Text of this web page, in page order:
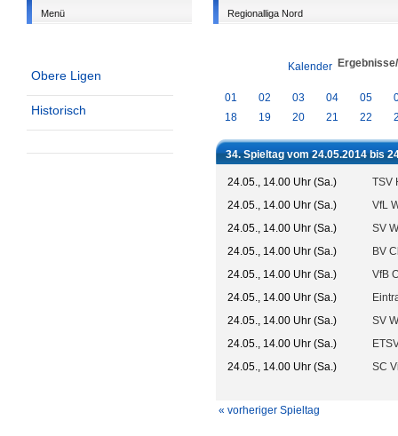
Menü
Obere Ligen
Historisch
Regionalliga Nord
Kalender
01 02 03 04 05
18
19 20 21 22
34. Spieltag vom 24.05.2014 bis
24.05., 14.00 Uhr (Sa.)
TSV
24.05., 14.00 Uhr (Sa.)
VfL
24.05., 14.00 Uhr (Sa.)
SV
24.05., 14.00 Uhr (Sa.)
BV
24.05., 14.00 Uhr (Sa.)
VfB
24.05., 14.00 Uhr (Sa.)
24.05., 14.00 Uhr (Sa.)
SV
24.05., 14.00 Uhr (Sa.)
24.05., 14.00 Uhr (Sa.)
SC
« vorheriger Spieltag